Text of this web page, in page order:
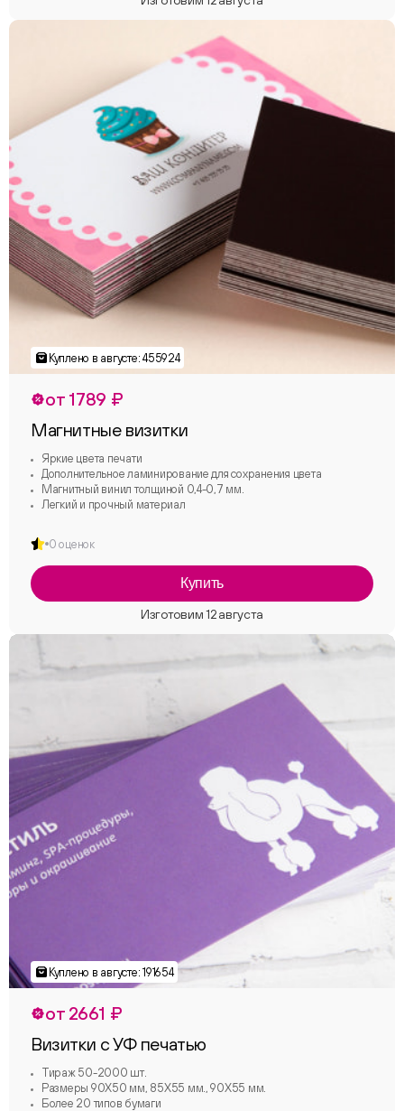
от 1789 ₽
Магнитные визитки
Яркие цвета печати
Дополнительное ламинирование для сохранения цвета
Магнитный винил толщиной 0,4-0,7 мм.
Легкий и прочный материал
0 оценок
Купить
от 2661 ₽
Визитки с УФ печатью
Тираж 50-2000 шт.
Размеры 90Х50 мм, 85Х55 мм., 90Х55 мм.
Более 20 типов бумаги